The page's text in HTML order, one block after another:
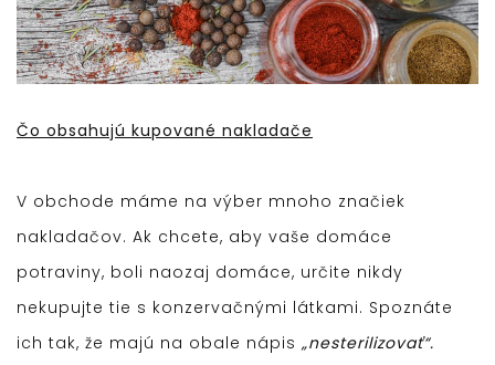
Čo obsahujú kupované nakladače
V obchode máme na výber mnoho značiek
nakladačov. Ak chcete, aby vaše domáce
potraviny, boli naozaj domáce, určite nikdy
nekupujte tie s konzervačnými látkami. Spoznáte
ich tak, že majú na obale nápis „nesterilizovať“.